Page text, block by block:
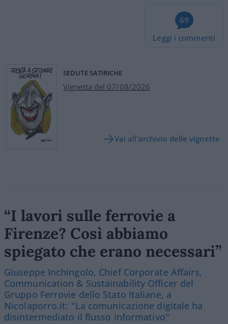
69
Leggi i commenti
SEDUTE SATIRICHE
Vignetta del 07/08/2026
Vai all'archivio delle vignette
“I lavori sulle ferrovie a
Firenze? Così abbiamo
spiegato che erano necessari”
Giuseppe Inchingolo, Chief Corporate Affairs,
Communication & Sustainability Officer del
Gruppo Ferrovie dello Stato Italiane, a
Nicolaporro.it: "La comunicazione digitale ha
disintermediato il flusso informativo"